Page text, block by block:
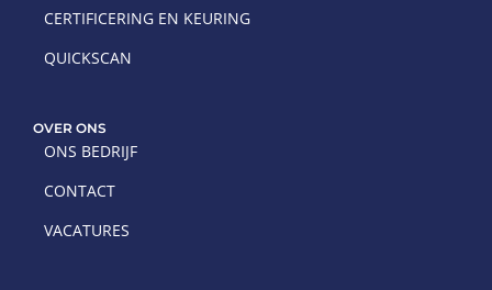
CERTIFICERING EN KEURING
QUICKSCAN
OVER ONS
ONS BEDRIJF
CONTACT
VACATURES